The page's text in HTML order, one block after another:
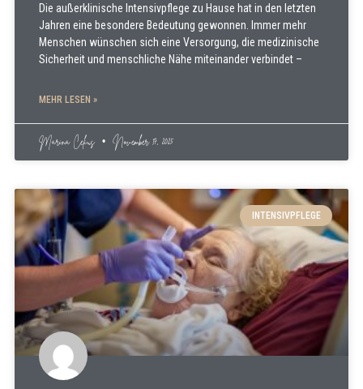
Die außerklinische Intensivpflege zu Hause hat in den letzten
Jahren eine besondere Bedeutung gewonnen. Immer mehr
Menschen wünschen sich eine Versorgung, die medizinische
Sicherheit und menschliche Nähe miteinander verbindet –
MEHR LESEN »
Marina Celius November 17, 2025
INTENSIVPFLEGE